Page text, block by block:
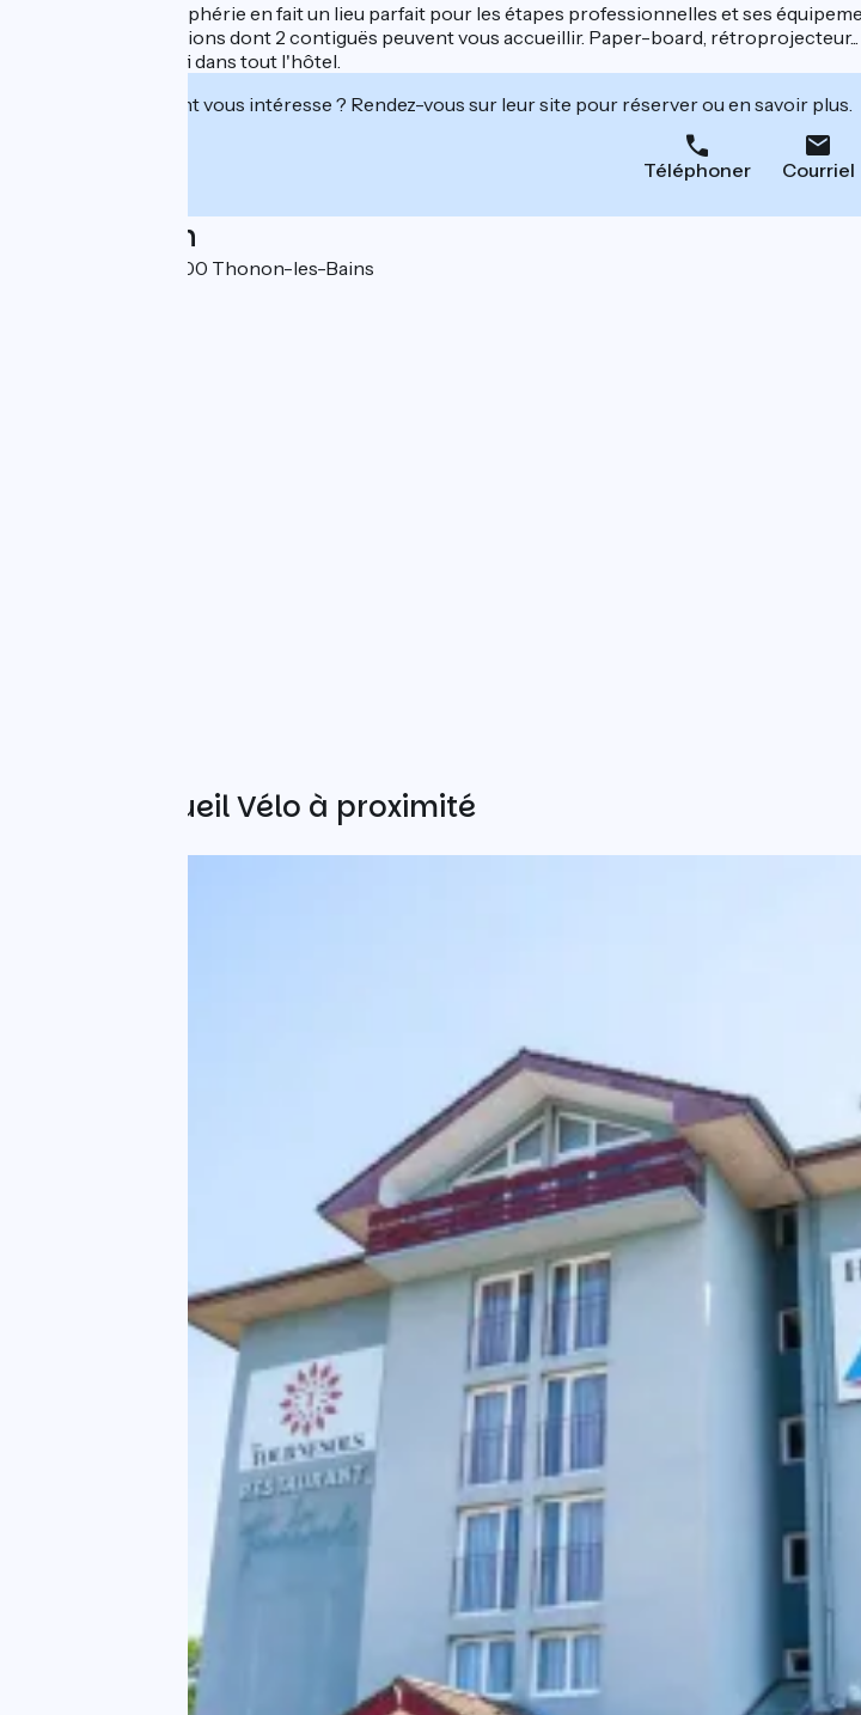
Sa situation en périphérie en fait un lieu parfait pour les étapes professionnelles et ses
Trois salles de réunions dont 2 contiguës peuvent vous accueillir. Paper-board,
Accès Internet Wifi dans tout l'hôtel.
Cet établissement vous intéresse ? Rendez-vous sur leur site pour réserver ou en savoir plus.
Téléphoner Courriel
Localisation
Espace Léman 74200 Thonon-les-Bains
Autres Accueil Vélo à proximité